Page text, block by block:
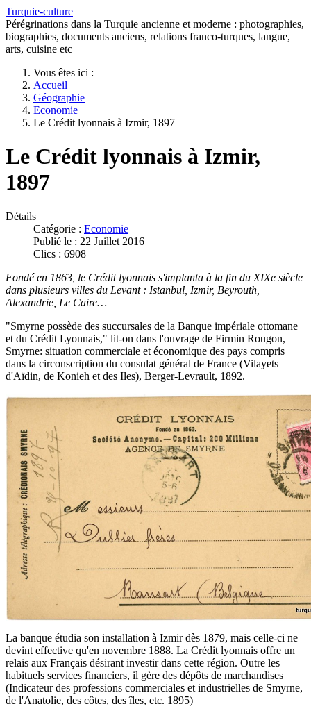
Turquie-culture
Pérégrinations dans la Turquie ancienne et moderne : photographies,
biographies, documents anciens, relations franco-turques, langue,
arts, cuisine etc
Vous êtes ici :
Accueil
Géographie
Economie
Le Crédit lyonnais à Izmir, 1897
Le Crédit lyonnais à Izmir,
1897
Détails
Catégorie : Economie
Publié le : 22 Juillet 2016
Clics : 6908
Fondé en 1863, le Crédit lyonnais s'implanta à la fin du XIXe siècle
dans plusieurs villes du Levant : Istanbul, Izmir, Beyrouth,
Alexandrie, Le Caire…
"Smyrne possède des succursales de la Banque impériale ottomane
et du Crédit Lyonnais," lit-on dans l'ouvrage de Firmin Rougon,
Smyrne: situation commerciale et économique des pays compris
dans la circonscription du consulat général de France (Vilayets
d'Aïdin, de Konieh et des Iles), Berger-Levrault, 1892.
La banque étudia son installation à Izmir dès 1879, mais celle-ci ne
devint effective qu'en novembre 1888. La Crédit lyonnais offre un
relais aux Français désirant investir dans cette région. Outre les
habituels services financiers, il gère des dépôts de marchandises
(Indicateur des professions commerciales et industrielles de Smyrne,
de l'Anatolie, des côtes, des îles, etc. 1895)